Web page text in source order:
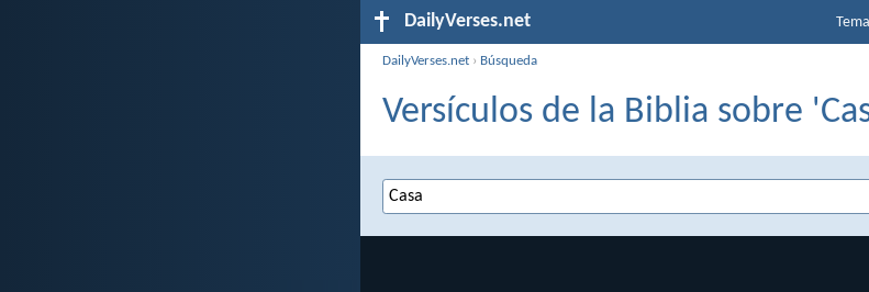
DailyVerses.net
DailyVerses.net › Búsqueda
Versículos de la Biblia sobre